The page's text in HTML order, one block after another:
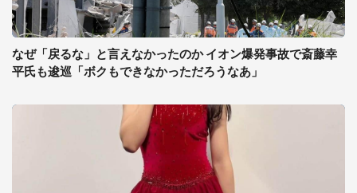
なぜ「戻るな」と言えなかったのか イオン爆発事故で斎藤幸
平氏も逡巡「ボクもできなかっただろうなあ」